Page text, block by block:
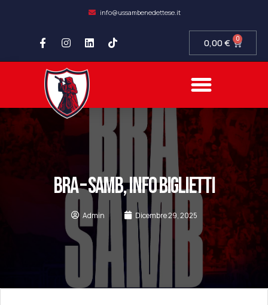
info@ussambenedettese.it
0,00€ 0
BRA – SAMB, INFO BIGLIETTI
Admin Dicembre 29, 2025